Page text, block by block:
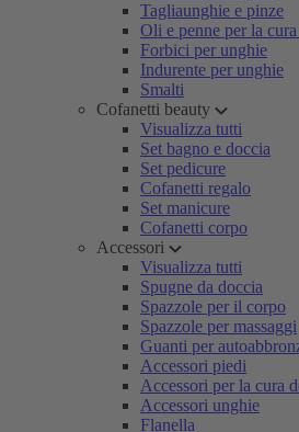
Tagliaunghie e pinze
Oli e penne per la
Forbici per unghie
Indurente per unghie
Smalti
Cofanetti beauty
Visualizza tutti
Set bagno e doccia
Set pedicure
Cofanetti regalo
Set manicure
Cofanetti corpo
Accessori
Visualizza tutti
Spugne da doccia
Spazzole per il corpo
Spazzole per massaggi
Guanti per
Accessori piedi
Accessori per la cura
Accessori unghie
Flanella